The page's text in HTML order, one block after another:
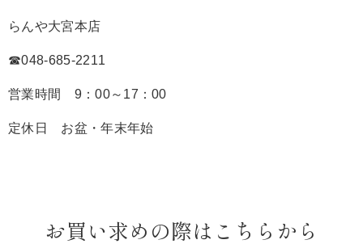
らんや大宮本店
☎048-685-2211
営業時間 9：00～17：00
定休日 お盆・年末年始
お買い求めの際はこちらから